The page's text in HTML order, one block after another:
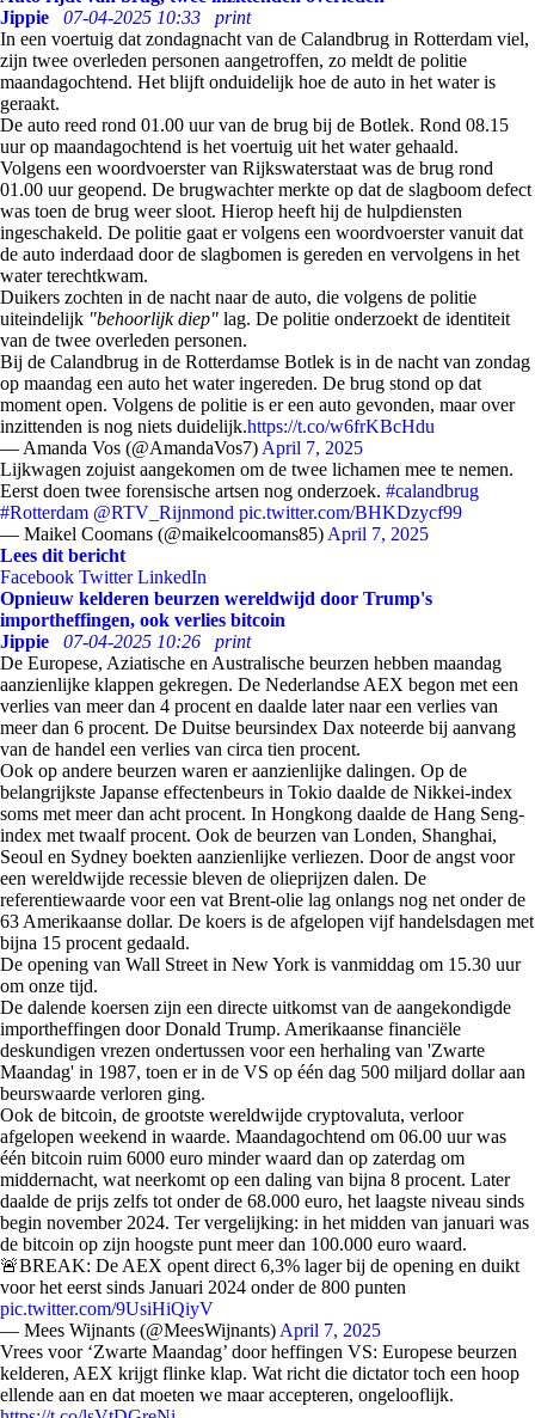
Jippie
07-04-2025 10:33
print
In een voertuig dat zondagnacht van de Calandbrug in Rotterdam viel,
zijn twee overleden personen aangetroffen, zo meldt de politie
maandagochtend. Het blijft onduidelijk hoe de auto in het water is
geraakt.
De auto reed rond 01.00 uur van de brug bij de Botlek. Rond 08.15
uur op maandagochtend is het voertuig uit het water gehaald.
Volgens een woordvoerster van Rijkswaterstaat was de brug rond
01.00 uur geopend. De brugwachter merkte op dat de slagboom defect
was toen de brug weer sloot. Hierop heeft hij de hulpdiensten
ingeschakeld. De politie gaat er volgens een woordvoerster vanuit dat
de auto inderdaad door de slagbomen is gereden en vervolgens in het
water terechtkwam.
Duikers zochten in de nacht naar de auto, die volgens de politie
uiteindelijk "behoorlijk diep" lag. De politie onderzoekt de identiteit
van de twee overleden personen.
Bij de Calandbrug in de Rotterdamse Botlek is in de nacht van zondag
op maandag een auto het water ingereden. De brug stond op dat
moment open. Volgens de politie is er een auto gevonden, maar over
inzittenden is nog niets duidelijk.https://t.co/w6frKBcHdu
— Amanda Vos (@AmandaVos7) April 7, 2025
Lijkwagen zojuist aangekomen om de twee lichamen mee te nemen.
Eerst doen twee forensische artsen nog onderzoek. #calandbrug
#Rotterdam @RTV_Rijnmond pic.twitter.com/BHKDzycf99
— Maikel Coomans (@maikelcoomans85) April 7, 2025
Lees dit bericht
Facebook Twitter LinkedIn
Opnieuw kelderen beurzen wereldwijd door Trump's
importheffingen, ook verlies bitcoin
Jippie
07-04-2025 10:26
print
De Europese, Aziatische en Australische beurzen hebben maandag
aanzienlijke klappen gekregen. De Nederlandse AEX begon met een
verlies van meer dan 4 procent en daalde later naar een verlies van
meer dan 6 procent. De Duitse beursindex Dax noteerde bij aanvang
van de handel een verlies van circa tien procent.
Ook op andere beurzen waren er aanzienlijke dalingen. Op de
belangrijkste Japanse effectenbeurs in Tokio daalde de Nikkei-index
soms met meer dan acht procent. In Hongkong daalde de Hang Seng-
index met twaalf procent. Ook de beurzen van Londen, Shanghai,
Seoul en Sydney boekten aanzienlijke verliezen. Door de angst voor
een wereldwijde recessie bleven de olieprijzen dalen. De
referentiewaarde voor een vat Brent-olie lag onlangs nog net onder de
63 Amerikaanse dollar. De koers is de afgelopen vijf handelsdagen met
bijna 15 procent gedaald.
De opening van Wall Street in New York is vanmiddag om 15.30 uur
om onze tijd.
De dalende koersen zijn een directe uitkomst van de aangekondigde
importheffingen door Donald Trump. Amerikaanse financiële
deskundigen vrezen ondertussen voor een herhaling van 'Zwarte
Maandag' in 1987, toen er in de VS op één dag 500 miljard dollar aan
beurswaarde verloren ging.
Ook de bitcoin, de grootste wereldwijde cryptovaluta, verloor
afgelopen weekend in waarde. Maandagochtend om 06.00 uur was
één bitcoin ruim 6000 euro minder waard dan op zaterdag om
middernacht, wat neerkomt op een daling van bijna 8 procent. Later
daalde de prijs zelfs tot onder de 68.000 euro, het laagste niveau sinds
begin november 2024. Ter vergelijking: in het midden van januari was
de bitcoin op zijn hoogste punt meer dan 100.000 euro waard.
🚨BREAK: De AEX opent direct 6,3% lager bij de opening en duikt
voor het eerst sinds Januari 2024 onder de 800 punten
pic.twitter.com/9UsiHiQiyV
— Mees Wijnants (@MeesWijnants) April 7, 2025
Vrees voor ‘Zwarte Maandag’ door heffingen VS: Europese beurzen
kelderen, AEX krijgt flinke klap. Wat richt die dictator toch een hoop
ellende aan en dat moeten we maar accepteren, ongelooflijk.